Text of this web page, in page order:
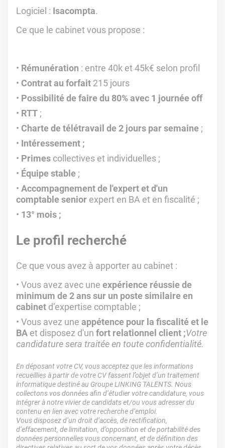
Logiciel : Isacompta.
Ce que le cabinet vous propose :
Rémunération : entre 40k et 45k€ selon profil
Contrat au forfait 215 jours
Possibilité de faire du 80% avec 1 journée off
RTT ;
Charte de télétravail de 2 jours par semaine ;
Intéressement ;
Primes collectives et individuelles ;
Équipe stable ;
Accompagnement de l'expert et d'un
comptable senior expert en BA et en fiscalité ;
13° mois ;
Le profil recherché
Ce que vous avez à apporter au cabinet :
Vous avez avec une expérience réussie de
minimum de 2 ans sur un poste similaire en
cabinet d’expertise comptable ;
Vous avez une appétence pour la fiscalité et le
BA et disposez d'un fort relationnel client ;Votre
candidature sera traitée en toute confidentialité.
En déposant votre CV, vous acceptez que les informations
recueillies à partir de votre CV fassent l’objet d’un traitement
informatique destiné au Groupe LINKING TALENTS. Nous
collectons vos données afin d’étudier votre candidature, vous
intégrer à notre vivier de candidats et/ou vous adresser du
contenu en lien avec votre recherche d’emploi.
Vous disposez d’un droit d’accès, de rectification,
d’effacement, de limitation, d’opposition et de portabilité des
données personnelles vous concernant, et de définition des